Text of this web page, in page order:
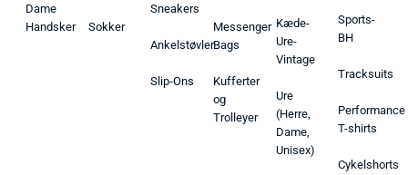
Dame
Handsker
Sokker
Sneakers
Ankelstøvler
Slip-Ons
Messenger
Bags
Kufferter
og
Trolleyer
Kæde-
Ure-
Vintage
Ure
(Herre,
Dame,
Unisex)
Sports-
BH
Tracksuits
Performance
T-shirts
Cykelshorts